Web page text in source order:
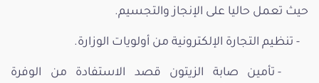
حيث تعمل حاليا على الإنجاز والتجسيم.
- تنظيم التجارة الإلكترونية من أولويات الوزارة.
- تأمين صابة الزيتون قصد الاستفادة من الوفرة